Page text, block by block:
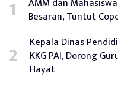
Besaran, Tuntut
Kepala Dinas
KKG PAI, Dorong
Hayat